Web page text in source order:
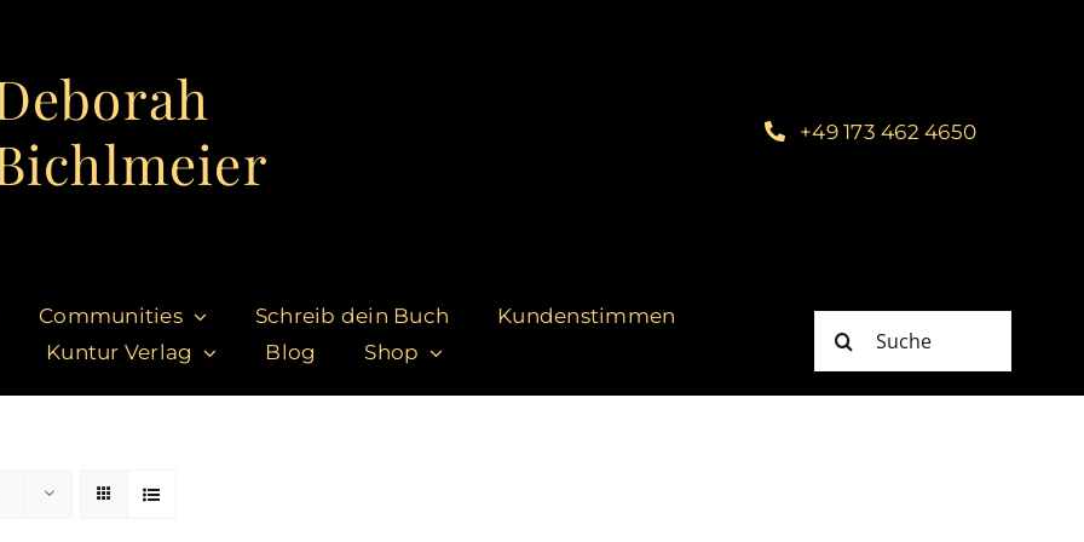
+49 173 462 4650
Communities Schreib dein Buch
Kundenstimmen
Kuntur Verlag
Blog Shop
Suche
nach: